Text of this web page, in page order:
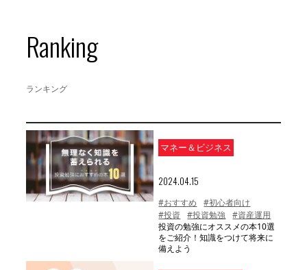
Ranking
ランキング
マネー＆ビジネス
2024.04.15
#おすすめ
#初心者向け
#投資
#投資勉強
#資産運用
投資の勉強にオススメの本10選
をご紹介！知識をつけて将来に
備えよう